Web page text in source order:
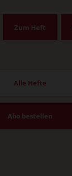
Zum Heft
Alle Hefte
Abo bestellen